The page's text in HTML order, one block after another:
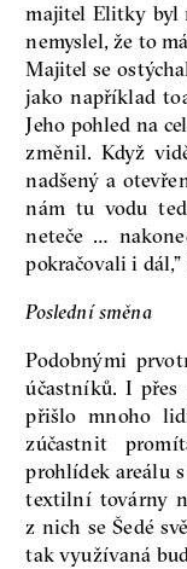
majitel Elitky byl
nemyslel, že to
Majitel se
jako například
Jeho pohled na
změnil. Když
nadšený a
nám tu vodu
neteče …
pokračovali i dál,”
Poslední směna
Podobnými
účastníků. I
přišlo mnoho
zúčastnit
prohlídek areálu
textilní továrny
z nich se Šedé
tak využívaná